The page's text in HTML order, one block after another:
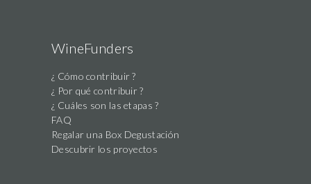
WineFunders
¿ Cómo contribuir ?
¿ Por qué contribuir ?
¿ Cuáles son las etapas ?
FAQ
Regalar una Box Degustación
Descubrir los proyectos